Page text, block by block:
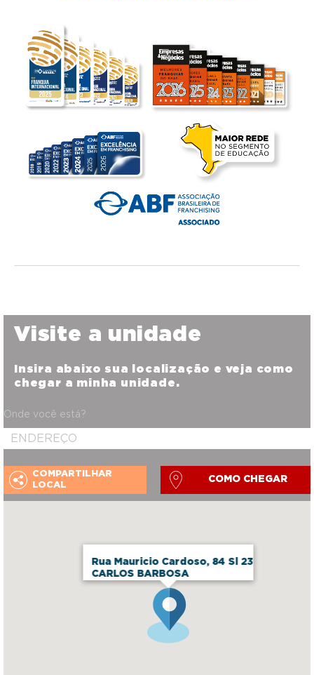
Rua Mauricio Cardoso, 84 Sl 23
CARLOS BARBOSA
Visite a unidade
Insira abaixo sua localização e veja como
chegar a minha unidade.
Onde você está?
COMPARTILHAR
LOCAL
COMO CHEGAR